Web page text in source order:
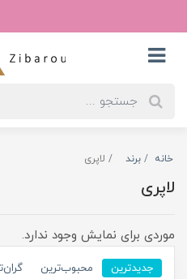
خانه برند لاپری
لاپری
موردی برای نمایش وجود ندارد.
جدیدترین محبوب‌ترین